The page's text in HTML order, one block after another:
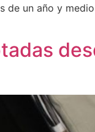
un año y